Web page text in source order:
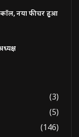
नया फीचर हुआ
(3)
(5)
(146)